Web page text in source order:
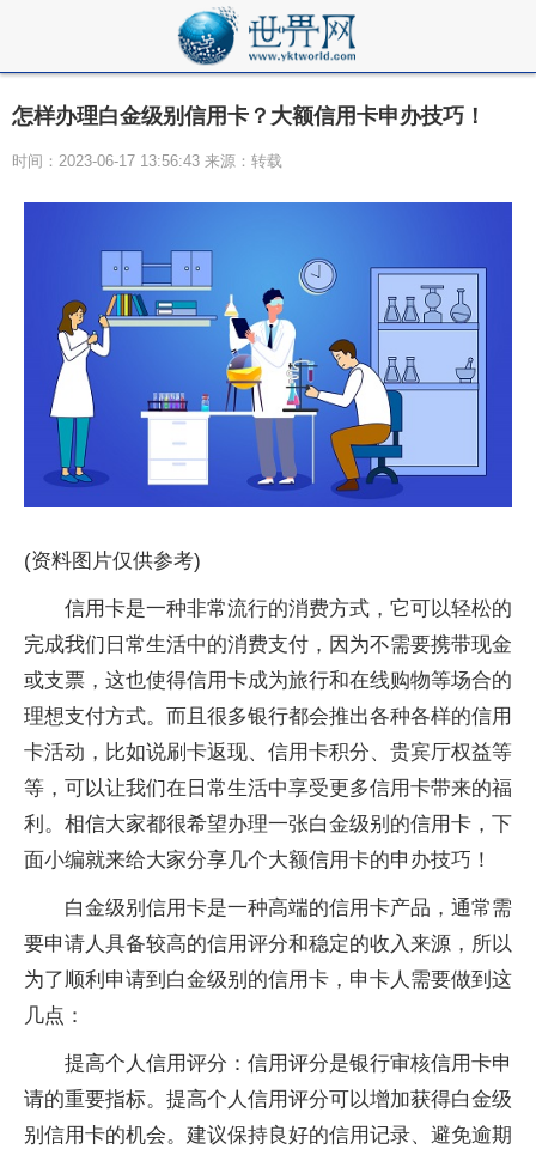
怎样办理白金级别信用卡？大额信用卡申办技巧！
时间：2023-06-17 13:56:43 来源：转载
(资料图片仅供参考)
信用卡是一种非常流行的消费方式，它可以轻松的
完成我们日常生活中的消费支付，因为不需要携带现金
或支票，这也使得信用卡成为旅行和在线购物等场合的
理想支付方式。而且很多银行都会推出各种各样的信用
卡活动，比如说刷卡返现、信用卡积分、贵宾厅权益等
等，可以让我们在日常生活中享受更多信用卡带来的福
利。相信大家都很希望办理一张白金级别的信用卡，下
面小编就来给大家分享几个大额信用卡的申办技巧！
白金级别信用卡是一种高端的信用卡产品，通常需
要申请人具备较高的信用评分和稳定的收入来源，所以
为了顺利申请到白金级别的信用卡，申卡人需要做到这
几点：
提高个人信用评分：信用评分是银行审核信用卡申
请的重要指标。提高个人信用评分可以增加获得白金级
别信用卡的机会。建议保持良好的信用记录、避免逾期